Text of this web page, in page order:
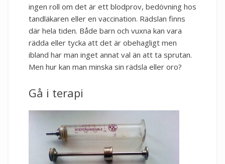
ingen roll om det är ett blodprov, bedövning hos
tandläkaren eller en vaccination. Rädslan finns
där hela tiden. Både barn och vuxna kan vara
rädda eller tycka att det är obehagligt men
ibland har man inget annat val än att ta sprutan.
Men hur kan man minska sin rädsla eller oro?
Gå i terapi